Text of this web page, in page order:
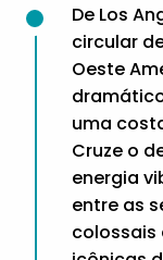
De Los
circular
Oeste
uma
Cruze o
energia
entre as
colossais